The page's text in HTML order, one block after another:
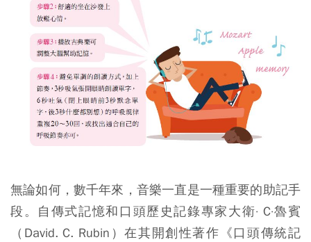
無論如何，數千年來，音樂一直是一種重要的助記手
段。自傳式記憶和口頭歷史記錄專家大衛· C·魯賓
（David. C. Rubin）在其開創性著作《口頭傳統記